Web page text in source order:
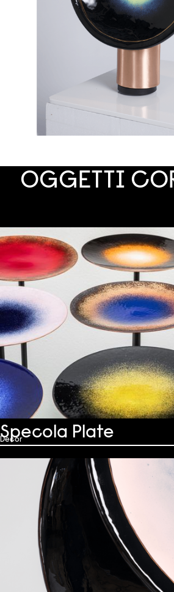
OGGETTI
Specola Plate
Decor